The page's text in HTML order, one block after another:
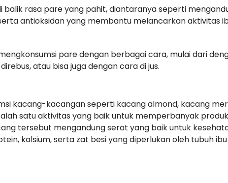
balik rasa pare yang pahit, diantaranya seperti
antioksidan yang membantu melancarkan aktivitas
pare dengan berbagai cara, mulai dari
atau bisa juga dengan cara di jus.
kacang-kacangan seperti kacang almond, kacang
satu aktivitas yang baik untuk memperbanyak
tersebut mengandung serat yang baik untuk
kalsium, serta zat besi yang diperlukan oleh tubuh ibu